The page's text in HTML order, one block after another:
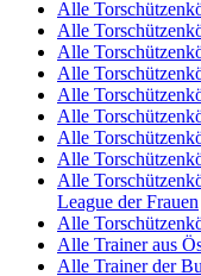
Alle
Alle
Alle
Alle
Alle
Alle
Alle
Alle
Alle
League der Frauen
Alle
Alle Trainer aus
Alle Trainer der